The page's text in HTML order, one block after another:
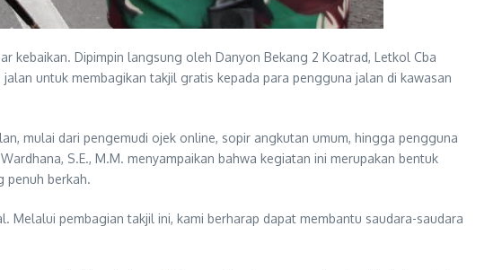
kebaikan. Dipimpin langsung oleh Danyon Bekang 2 Koatrad, Letkol Cba
untuk membagikan takjil gratis kepada para pengguna jalan di kawasan
mulai dari pengemudi ojek online, sopir angkutan umum, hingga pengguna
S.E., M.M. menyampaikan bahwa kegiatan ini merupakan bentuk
penuh berkah.
Melalui pembagian takjil ini, kami berharap dapat membantu saudara-saudara